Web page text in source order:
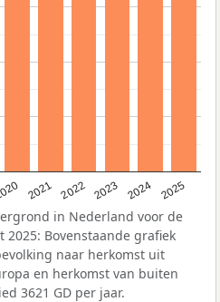
2021 2022 2023 2024 2025
in Nederland voor de
2025: Bovenstaande grafiek
naar herkomst uit
en herkomst van buiten
3621 GD per jaar.